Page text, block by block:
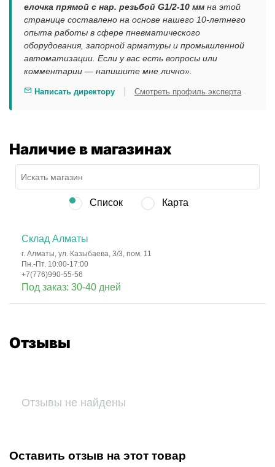
елочка прямой с нар. резьбой G1/2-10 мм на этой
странице составлено на основе нашего 10-летнего
опыта работы в сфере пневматического
оборудования, запорной арматуры и промышленной
автоматизации. Если у вас есть вопросы или
комментарии — напишите мне лично».
Написать директору Смотреть профиль эксперта
Наличие в магазинах
Список Карта
Склад Алматы
г. Алматы, ул. Казыбаева, 3/3, пом. 11
Пн.-Пт. 10:00-17:00
+7(776)990-55-56
Под заказ: 30-40 дней
Отзывы
Отзывы не найдены
Оставить отзыв на этот товар